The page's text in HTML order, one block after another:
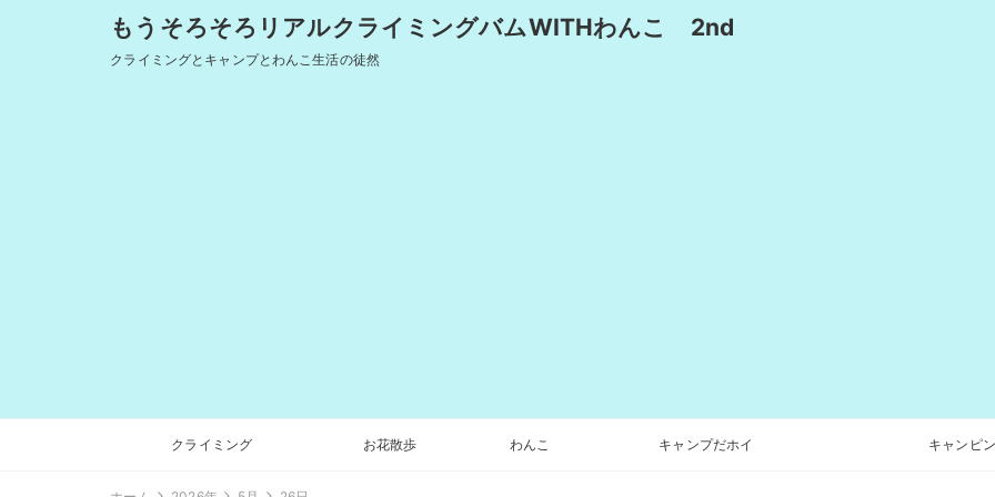
もうそろそろリアルクライミングバムWITHわんこ 2nd
クライミングとキャンプとわんこ生活の徒然
クライミング お花散歩 わんこ キャンプだホイ キャンピ